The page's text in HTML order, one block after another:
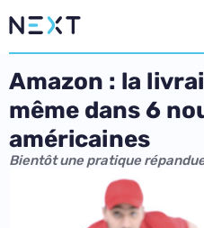
Amazon : la
même dans 6
américaines
Bientôt une pratique